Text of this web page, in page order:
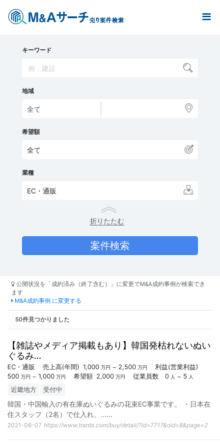
キーワード
地域
希望額
全て
業種
EC・通販
折りたたむ
公開状況を「成約済み（終了含む）」に変更でM&A成約事例が検索でき
ます
M&A成約事例 に変更する
50件見つかりました
【雑誌やメディア掲載もあり】韓国発枯れないぬい
ぐるみ...
EC・通販 売上高(年間) 1,000 万円 ~ 2,500 万円 利益(営業利益)
500 万円 ~ 1,000 万円 希望額 2,000 万円 従業員数 0 人 ~ 5 人
近畿地方 受付中
韓国・中国輸入の有在庫ぬいぐるみの花束EC事業です。 ・日本在
住スタッフ（2名）で仕入れ、......
2021-06-07 https://www.tranbi.com/buy/detail/?id=7717&oid=8&page=2